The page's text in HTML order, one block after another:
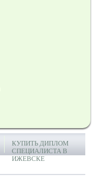
КУПИТЬ ДИПЛОМ
СПЕЦИАЛИСТА В
ИЖЕВСКЕ